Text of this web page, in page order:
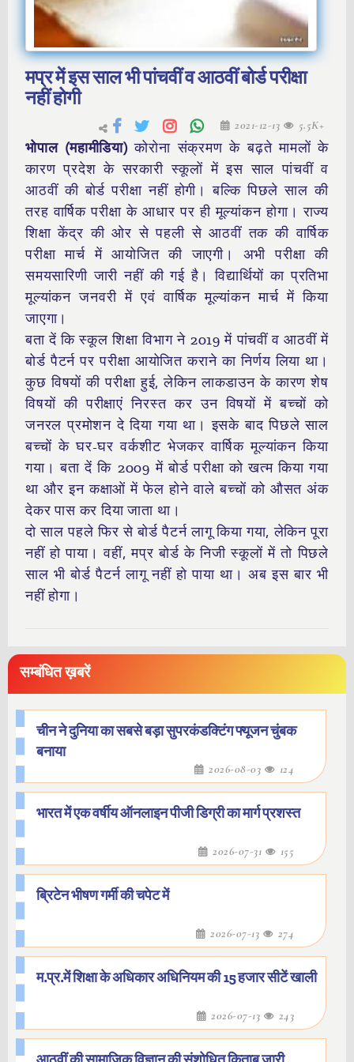
मप्र में इस साल भी पांचवीं व आठवीं बोर्ड परीक्षा
नहीं होगी
2021-12-13 5.5K+
भोपाल (महामीडिया)कोरोना संक्रमण के बढ़ते मामलों के
कारण प्रदेश के सरकारी स्कूलों में इस साल पांचवीं व
आठवीं की बोर्ड परीक्षा नहीं होगी। बल्कि पिछले साल की
तरह वार्षिक परीक्षा के आधार पर ही मूल्यांकन होगा। राज्य
शिक्षा केंद्र की ओर से पहली से आठवीं तक की वार्षिक
परीक्षा मार्च में आयोजित की जाएगी। अभी परीक्षा की
समयसारिणी जारी नहीं की गई है। विद्यार्थियों का प्रतिभा
मूल्यांकन जनवरी में एवं वार्षिक मूल्यांकन मार्च में किया
जाएगा।
बता दें कि स्कूल शिक्षा विभाग ने 2019 में पांचवीं व आठवीं में
बोर्ड पैटर्न पर परीक्षा आयोजित कराने का निर्णय लिया था।
कुछ विषयों की परीक्षा हुई, लेकिन लाकडाउन के कारण शेष
विषयों की परीक्षाएं निरस्त कर उन विषयों में बच्चों को
जनरल प्रमोशन दे दिया गया था। इसके बाद पिछले साल
बच्चों के घर-घर वर्कशीट भेजकर वार्षिक मूल्यांकन किया
गया। बता दें कि 2009 में बोर्ड परीक्षा को खत्म किया गया
था और इन कक्षाओं में फेल होने वाले बच्चों को औसत अंक
देकर पास कर दिया जाता था।
दो साल पहले फिर से बोर्ड पैटर्न लागू किया गया, लेकिन पूरा
नहीं हो पाया। वहीं, मप्र बोर्ड के निजी स्कूलों में तो पिछले
साल भी बोर्ड पैटर्न लागू नहीं हो पाया था। अब इस बार भी
नहीं होगा।
सम्बंधित ख़बरें
चीन ने दुनिया का सबसे बड़ा सुपरकंडक्टिंग फ्यूजन चुंबक
बनाया
2026-08-03 124
भारत में एक वर्षीय ऑनलाइन पीजी डिग्री का मार्ग प्रशस्त
2026-07-31 155
ब्रिटेन भीषण गर्मी की चपेट में
2026-07-13 274
म.प्र.में शिक्षा के अधिकार अधिनियम की 15 हजार सीटें खाली
2026-07-13 243